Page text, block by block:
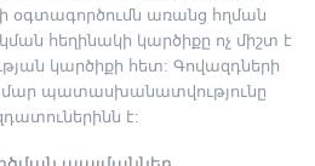
օգտագործումն առանց հղման
հեղինակի կարծիքը ոչ միշտ է
կարծիքի հետ: Գովազդների
պատասխանատվությունը
է: